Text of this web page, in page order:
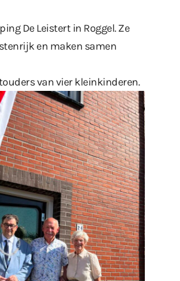
De Leistert in Roggel. Ze
en maken samen
van vier kleinkinderen.